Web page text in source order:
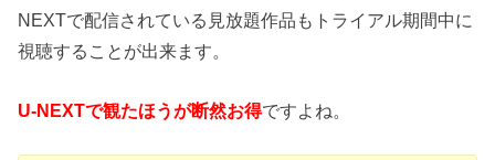
NEXTで配信されている見放題作品もトライアル期間中に
視聴することが出来ます。
U-NEXTで観たほうが断然お得ですよね。